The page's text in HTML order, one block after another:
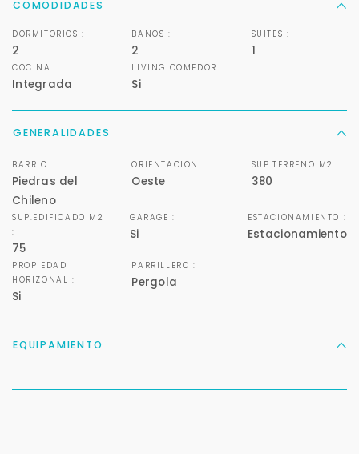
COMODIDADES
DORMITORIOS :
2
BAÑOS :
2
SUITES :
1
COCINA :
Integrada
LIVING COMEDOR :
Si
GENERALIDADES
BARRIO :
Piedras del
Chileno
ORIENTACION :
Oeste
SUP.TERRENO M2 :
380
SUP.EDIFICADO M2
:
75
GARAGE :
Si
ESTACIONAMIENTO :
Estacionamiento
PROPIEDAD
HORIZONAL :
Si
PARRILLERO :
Pergola
EQUIPAMIENTO